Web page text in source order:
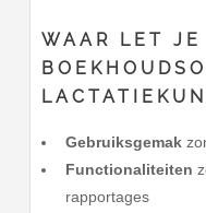
WAAR LET JE
Gebruiksgemak
Functionaliteiten
rapportages